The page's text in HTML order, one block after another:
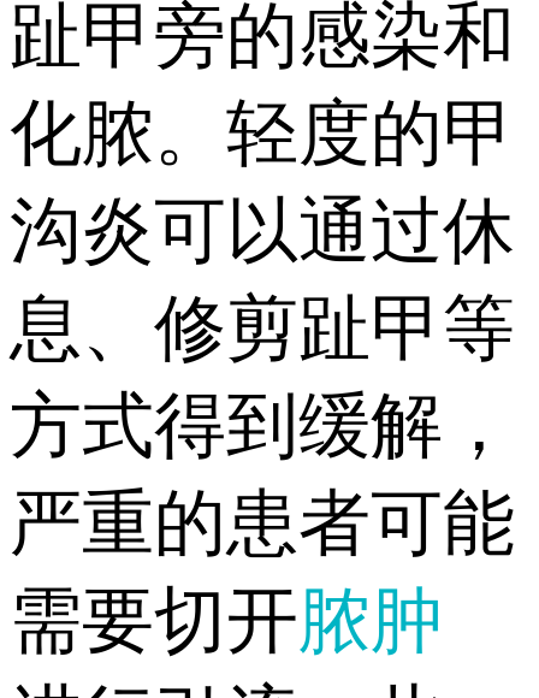
趾甲旁的感染和
化脓。轻度的甲
沟炎可以通过休
息、修剪趾甲等
方式得到缓解，
严重的患者可能
需要切开脓肿